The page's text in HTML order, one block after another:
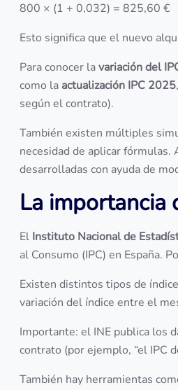
800 × (1 + 0,032) = 825,60 €
Esto significa que el nuevo
Para conocer lavariación del
como la actualización IPC 2025
según el contrato).
También existen múltiples
necesidad de aplicar
desarrolladas con ayuda de
La importancia
El Instituto Nacional de
al Consumo (IPC) en España.
Existen distintos tipos de
variación del índice entre el
Importante: el INE publica los
contrato (por ejemplo, “el IPC
También hay herramientas